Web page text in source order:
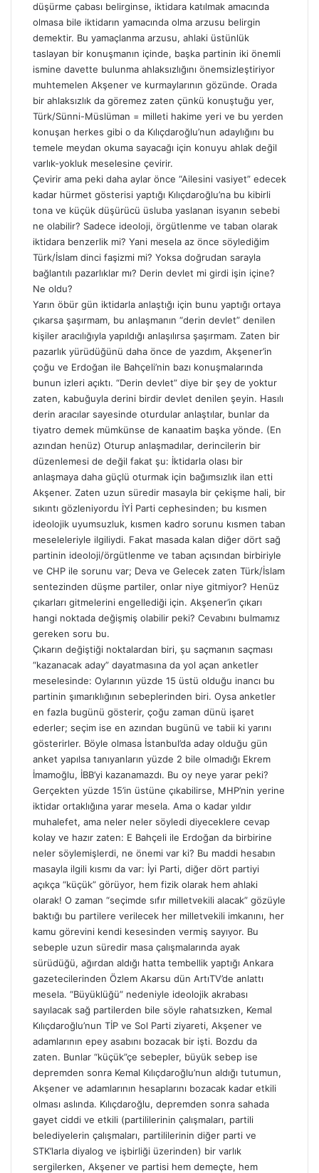
düşürme çabası belirginse, iktidara katılmak amacında
olmasa bile iktidarın yamacında olma arzusu belirgin
demektir. Bu yamaçlanma arzusu, ahlaki üstünlük
taslayan bir konuşmanın içinde, başka partinin iki önemli
ismine davette bulunma ahlaksızlığını önemsizleştiriyor
muhtemelen Akşener ve kurmaylarının gözünde. Orada
bir ahlaksızlık da göremez zaten çünkü konuştuğu yer,
Türk/Sünni-Müslüman = milleti hakime yeri ve bu yerden
konuşan herkes gibi o da Kılıçdaroğlu’nun adaylığını bu
temele meydan okuma sayacağı için konuyu ahlak değil
varlık-yokluk meselesine çevirir.
Çevirir ama peki daha aylar önce “Ailesini vasiyet” edecek
kadar hürmet gösterisi yaptığı Kılıçdaroğlu’na bu kibirli
tona ve küçük düşürücü üsluba yaslanan isyanın sebebi
ne olabilir? Sadece ideoloji, örgütlenme ve taban olarak
iktidara benzerlik mi? Yani mesela az önce söylediğim
Türk/İslam dinci faşizmi mi? Yoksa doğrudan sarayla
bağlantılı pazarlıklar mı? Derin devlet mi girdi işin içine?
Ne oldu?
Yarın öbür gün iktidarla anlaştığı için bunu yaptığı ortaya
çıkarsa şaşırmam, bu anlaşmanın “derin devlet” denilen
kişiler aracılığıyla yapıldığı anlaşılırsa şaşırmam. Zaten bir
pazarlık yürüdüğünü daha önce de yazdım, Akşener’in
çoğu ve Erdoğan ile Bahçeli’nin bazı konuşmalarında
bunun izleri açıktı. “Derin devlet” diye bir şey de yoktur
zaten, kabuğuyla derini birdir devlet denilen şeyin. Hasılı
derin aracılar sayesinde oturdular anlaştılar, bunlar da
tiyatro demek mümkünse de kanaatim başka yönde. (En
azından henüz) Oturup anlaşmadılar, derincilerin bir
düzenlemesi de değil fakat şu: İktidarla olası bir
anlaşmaya daha güçlü oturmak için bağımsızlık ilan etti
Akşener. Zaten uzun süredir masayla bir çekişme hali, bir
sıkıntı gözleniyordu İYİ Parti cephesinden; bu kısmen
ideolojik uyumsuzluk, kısmen kadro sorunu kısmen taban
meseleleriyle ilgiliydi. Fakat masada kalan diğer dört sağ
partinin ideoloji/örgütlenme ve taban açısından birbiriyle
ve CHP ile sorunu var; Deva ve Gelecek zaten Türk/İslam
sentezinden düşme partiler, onlar niye gitmiyor? Henüz
çıkarları gitmelerini engellediği için. Akşener’in çıkarı
hangi noktada değişmiş olabilir peki? Cevabını bulmamız
gereken soru bu.
Çıkarın değiştiği noktalardan biri, şu saçmanın saçması
“kazanacak aday” dayatmasına da yol açan anketler
meselesinde: Oylarının yüzde 15 üstü olduğu inancı bu
partinin şımarıklığının sebeplerinden biri. Oysa anketler
en fazla bugünü gösterir, çoğu zaman dünü işaret
ederler; seçim ise en azından bugünü ve tabii ki yarını
gösterirler. Böyle olmasa İstanbul’da aday olduğu gün
anket yapılsa tanıyanların yüzde 2 bile olmadığı Ekrem
İmamoğlu, İBB’yi kazanamazdı. Bu oy neye yarar peki?
Gerçekten yüzde 15’in üstüne çıkabilirse, MHP’nin yerine
iktidar ortaklığına yarar mesela. Ama o kadar yıldır
muhalefet, ama neler neler söyledi diyeceklere cevap
kolay ve hazır zaten: E Bahçeli ile Erdoğan da birbirine
neler söylemişlerdi, ne önemi var ki? Bu maddi hesabın
masayla ilgili kısmı da var: İyi Parti, diğer dört partiyi
açıkça “küçük” görüyor, hem fizik olarak hem ahlaki
olarak! O zaman “seçimde sıfır milletvekili alacak” gözüyle
baktığı bu partilere verilecek her milletvekili imkanını, her
kamu görevini kendi kesesinden vermiş sayıyor. Bu
sebeple uzun süredir masa çalışmalarında ayak
sürüdüğü, ağırdan aldığı hatta tembellik yaptığı Ankara
gazetecilerinden Özlem Akarsu dün ArtıTV’de anlattı
mesela. “Büyüklüğü” nedeniyle ideolojik akrabası
sayılacak sağ partilerden bile söyle rahatsızken, Kemal
Kılıçdaroğlu’nun TİP ve Sol Parti ziyareti, Akşener ve
adamlarının epey asabını bozacak bir işti. Bozdu da
zaten. Bunlar “küçük”çe sebepler, büyük sebep ise
depremden sonra Kemal Kılıçdaroğlu’nun aldığı tutumun,
Akşener ve adamlarının hesaplarını bozacak kadar etkili
olması aslında. Kılıçdaroğlu, depremden sonra sahada
gayet ciddi ve etkili (partililerinin çalışmaları, partili
belediyelerin çalışmaları, partililerinin diğer parti ve
STK’larla diyalog ve işbirliği üzerinden) bir varlık
sergilerken, Akşener ve partisi hem demeçte, hem